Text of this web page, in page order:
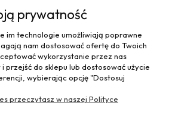
prywatność
im technologie umożliwiają poprawne
nam dostosować ofertę do Twoich
wykorzystanie przez nas
przejść do sklepu lub dostosować użycie
wybierając opcję "Dostosuj
przeczytasz w naszej Polityce